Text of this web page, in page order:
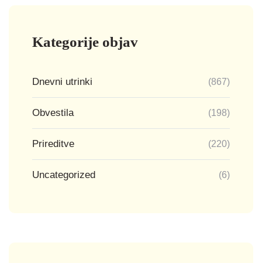
Kategorije objav
Dnevni utrinki (867)
Obvestila (198)
Prireditve (220)
Uncategorized (6)